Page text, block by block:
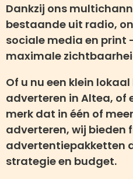
Dankzij ons
bestaande uit radio,
sociale media en print
maximale
Of u nu een klein
adverteren in Altea, of
merk dat in één of
adverteren, wij bieden
advertentiepakketten
strategie en budget.